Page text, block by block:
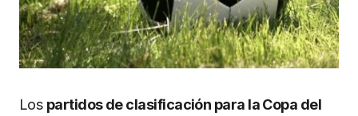
Los partidos de clasificación para la Copa del